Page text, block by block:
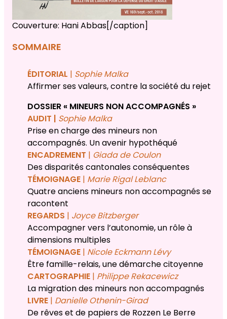
Couverture: Hani Abbas[/caption]
SOMMAIRE
ÉDITORIAL | Sophie Malka
Affirmer ses valeurs, contre la société du rejet
DOSSIER « MINEURS NON ACCOMPAGNÉS »
AUDIT | Sophie Malka
Prise en charge des mineurs non
accompagnés. Un avenir hypothéqué
ENCADREMENT | Giada de Coulon
Des disparités cantonales conséquentes
TÉMOIGNAGE | Marie Rigal Leblanc
Quatre anciens mineurs non accompagnés se
racontent
REGARDS | Joyce Bitzberger
Accompagner vers l’autonomie, un rôle à
dimensions multiples
TÉMOIGNAGE | Nicole Eckmann Lévy
Être famille-relais, une démarche citoyenne
CARTOGRAPHIE | Philippe Rekacewicz
La migration des mineurs non accompagnés
LIVRE | Danielle Othenin-Girad
De rêves et de papiers de Rozzen Le Berre